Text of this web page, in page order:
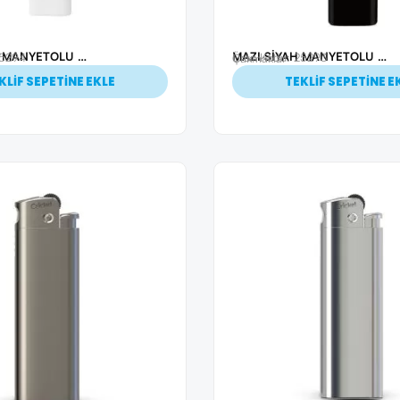
MAZI BEYAZ MANYETOLU TURBO ALEVLİ ÇAKMAK
SEPETİNE EKLE
MAZI SİYAH MANYETOLU TURBO ALEVLİ ÇAKMAK
Ürün Kodu: 25293
Çakmaklar
TEKLİF SEPETİNE